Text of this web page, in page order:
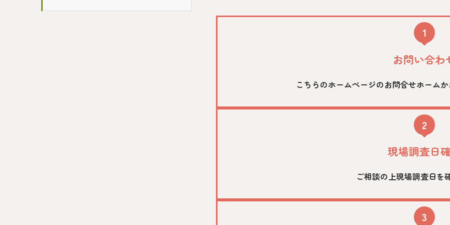
1
お問い合わ
こちらのホームページのお問合せホーム
2
現場調査日
ご相談の上現場調査日を
3